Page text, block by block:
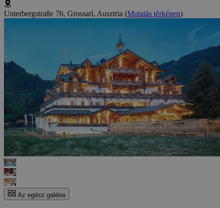
Unterbergstraße 76, Grossarl, Ausztria (Mutatás térképen)
Az egész galéria